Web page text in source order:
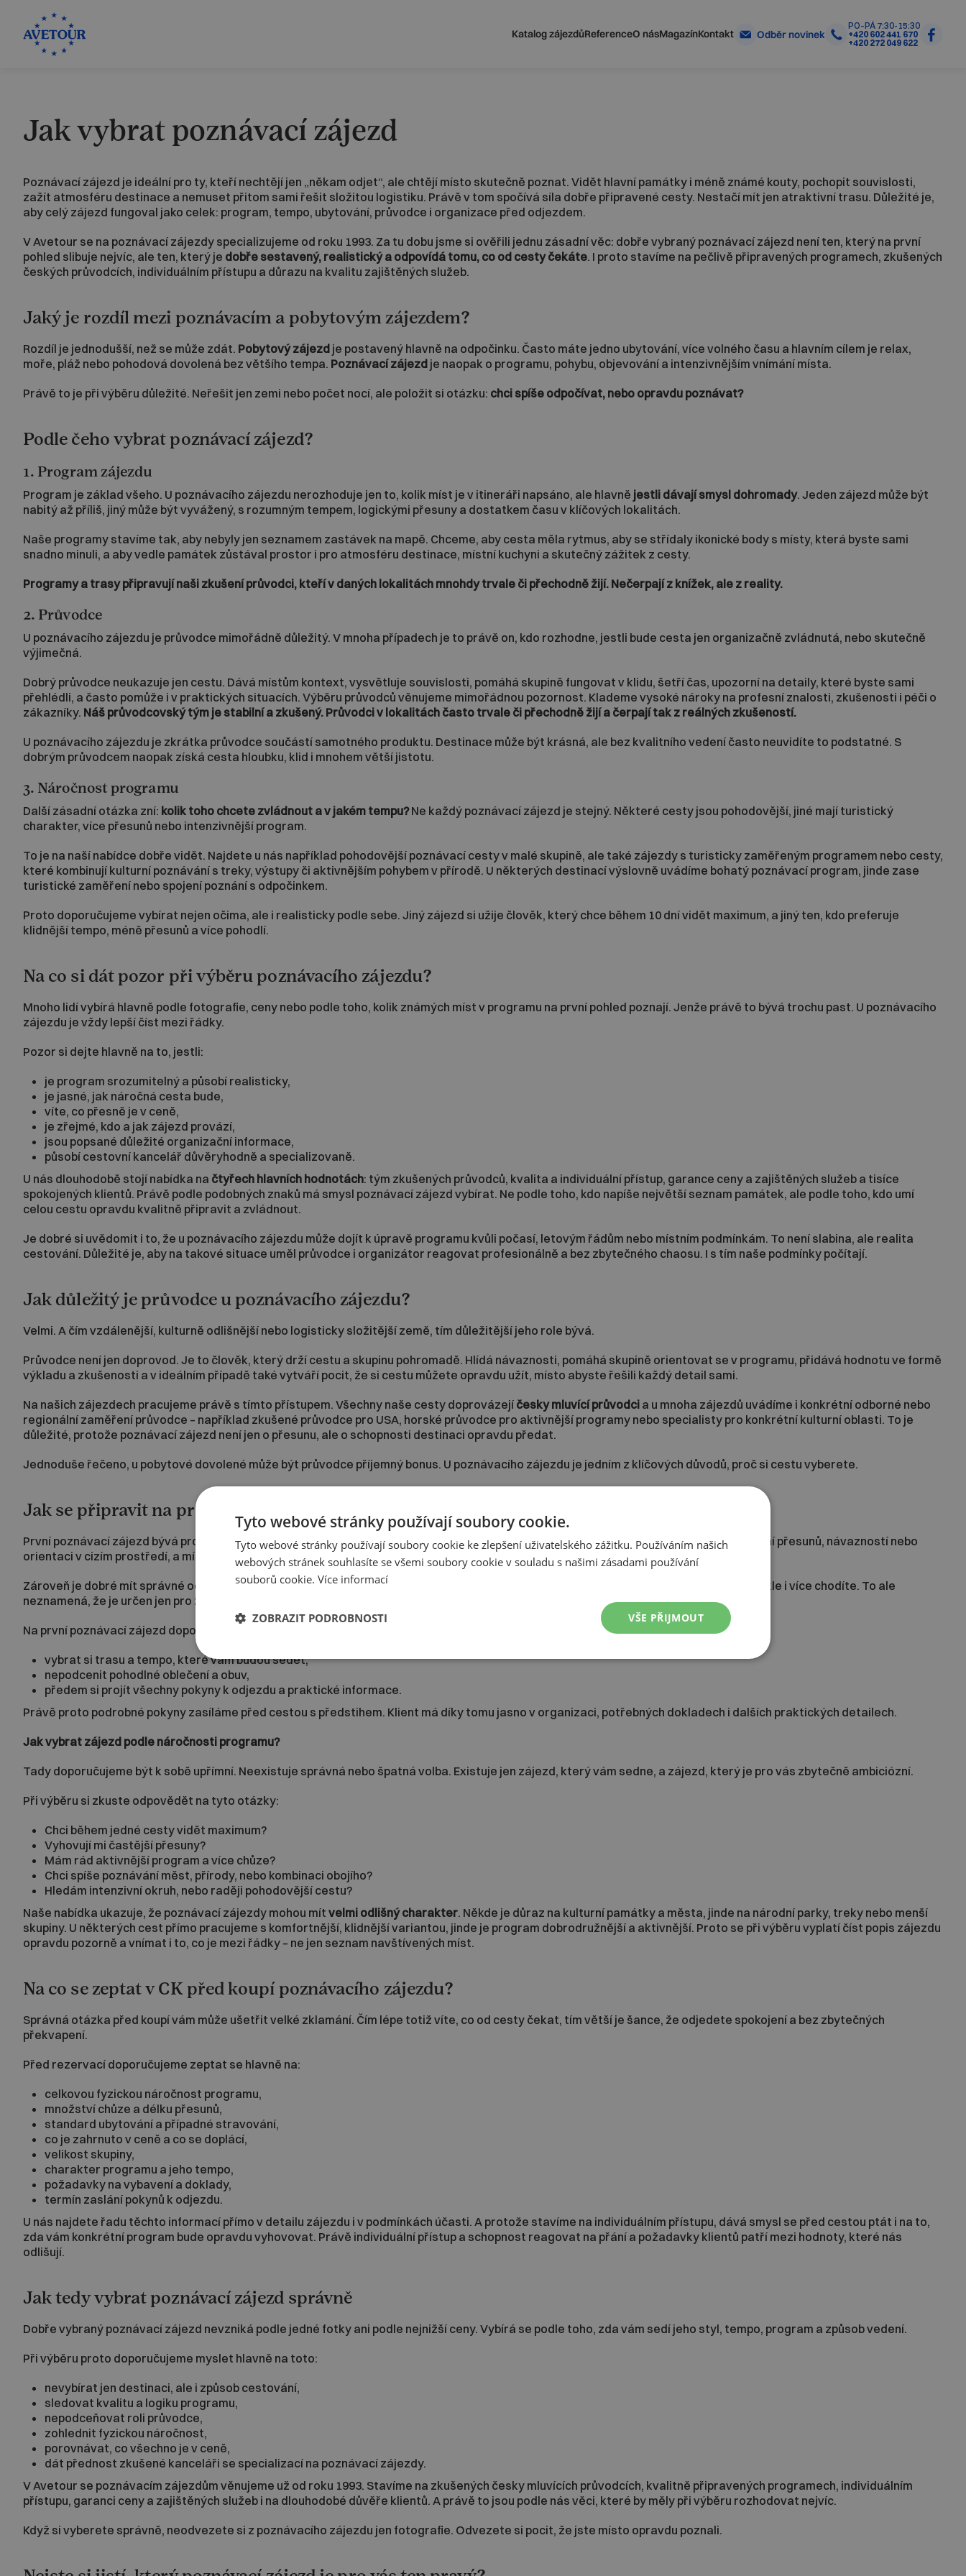
Katalog zájezdůReferenceO násMagazínKontakt Odběr novinek
PO–PÁ 7:30-15:30
+420 602 441 670
+420 272 049 622
Jak vybrat poznávací zájezd
Poznávací zájezd je ideální pro ty, kteří nechtějí jen „někam odjet“, ale chtějí místo skutečně poznat. Vidět hlavní památky i méně známé kouty, pochopit souvislosti,
zažít atmosféru destinace a nemuset přitom sami řešit složitou logistiku. Právě v tom spočívá síla dobře připravené cesty. Nestačí mít jen atraktivní trasu. Důležité je,
aby celý zájezd fungoval jako celek: program, tempo, ubytování, průvodce i organizace před odjezdem.
V Avetour se na poznávací zájezdy specializujeme od roku 1993. Za tu dobu jsme si ověřili jednu zásadní věc: dobře vybraný poznávací zájezd není ten, který na první
pohled slibuje nejvíc, ale ten, který je dobře sestavený, realistický a odpovídá tomu, co od cesty čekáte. I proto stavíme na pečlivě připravených programech, zkušených
českých průvodcích, individuálním přístupu a důrazu na kvalitu zajištěných služeb.
Jaký je rozdíl mezi poznávacím a pobytovým zájezdem?
Rozdíl je jednodušší, než se může zdát. Pobytový zájezd je postavený hlavně na odpočinku. Často máte jedno ubytování, více volného času a hlavním cílem je relax,
moře, pláž nebo pohodová dovolená bez většího tempa. Poznávací zájezd je naopak o programu, pohybu, objevování a intenzivnějším vnímání místa.
Právě to je při výběru důležité. Neřešit jen zemi nebo počet nocí, ale položit si otázku: chci spíše odpočívat, nebo opravdu poznávat?
Podle čeho vybrat poznávací zájezd?
1. Program zájezdu
Program je základ všeho. U poznávacího zájezdu nerozhoduje jen to, kolik míst je v itineráři napsáno, ale hlavně jestli dávají smysl dohromady. Jeden zájezd může být
nabitý až příliš, jiný může být vyvážený, s rozumným tempem, logickými přesuny a dostatkem času v klíčových lokalitách.
Naše programy stavíme tak, aby nebyly jen seznamem zastávek na mapě. Chceme, aby cesta měla rytmus, aby se střídaly ikonické body s místy, která byste sami
snadno minuli, a aby vedle památek zůstával prostor i pro atmosféru destinace, místní kuchyni a skutečný zážitek z cesty.
Programy a trasy připravují naši zkušení průvodci, kteří v daných lokalitách mnohdy trvale či přechodně žijí. Nečerpají z knížek, ale z reality.
2. Průvodce
U poznávacího zájezdu je průvodce mimořádně důležitý. V mnoha případech je to právě on, kdo rozhodne, jestli bude cesta jen organizačně zvládnutá, nebo skutečně
výjimečná.
Dobrý průvodce neukazuje jen cestu. Dává místům kontext, vysvětluje souvislosti, pomáhá skupině fungovat v klidu, šetří čas, upozorní na detaily, které byste sami
přehlédli, a často pomůže i v praktických situacích. Výběru průvodců věnujeme mimořádnou pozornost. Klademe vysoké nároky na profesní znalosti, zkušenosti i péči o
zákazníky. Náš průvodcovský tým je stabilní a zkušený. Průvodci v lokalitách často trvale či přechodně žijí a čerpají tak z reálných zkušeností.
U poznávacího zájezdu je zkrátka průvodce součástí samotného produktu. Destinace může být krásná, ale bez kvalitního vedení často neuvidíte to podstatné. S
dobrým průvodcem naopak získá cesta hloubku, klid i mnohem větší jistotu.
3. Náročnost programu
Další zásadní otázka zní: kolik toho chcete zvládnout a v jakém tempu?Ne každý poznávací zájezd je stejný. Některé cesty jsou pohodovější, jiné mají turistický
charakter, více přesunů nebo intenzivnější program.
To je na naší nabídce dobře vidět. Najdete u nás například pohodovější poznávací cesty v malé skupině, ale také zájezdy s turisticky zaměřeným programem nebo cesty,
které kombinují kulturní poznávání s treky, výstupy či aktivnějším pohybem v přírodě. U některých destinací výslovně uvádíme bohatý poznávací program, jinde zase
turistické zaměření nebo spojení poznání s odpočinkem.
Proto doporučujeme vybírat nejen očima, ale i realisticky podle sebe. Jiný zájezd si užije člověk, který chce během 10 dní vidět maximum, a jiný ten, kdo preferuje
klidnější tempo, méně přesunů a více pohodlí.
Na co si dát pozor při výběru poznávacího zájezdu?
Mnoho lidí vybírá hlavně podle fotografie, ceny nebo podle toho, kolik známých míst v programu na první pohled poznají. Jenže právě to bývá trochu past. U poznávacího
zájezdu je vždy lepší číst mezi řádky.
Pozor si dejte hlavně na to, jestli:
je program srozumitelný a působí realisticky,
je jasné, jak náročná cesta bude,
víte, co přesně je v ceně,
je zřejmé, kdo a jak zájezd provází,
jsou popsané důležité organizační informace,
působí cestovní kancelář důvěryhodně a specializovaně.
U nás dlouhodobě stojí nabídka na čtyřech hlavních hodnotách: tým zkušených průvodců, kvalita a individuální přístup, garance ceny a zajištěných služeb a tisíce
spokojených klientů. Právě podle podobných znaků má smysl poznávací zájezd vybírat. Ne podle toho, kdo napíše největší seznam památek, ale podle toho, kdo umí
celou cestu opravdu kvalitně připravit a zvládnout.
Je dobré si uvědomit i to, že u poznávacího zájezdu může dojít k úpravě programu kvůli počasí, letovým řádům nebo místním podmínkám. To není slabina, ale realita
cestování. Důležité je, aby na takové situace uměl průvodce i organizátor reagovat profesionálně a bez zbytečného chaosu. I s tím naše podmínky počítají.
Jak důležitý je průvodce u poznávacího zájezdu?
Velmi. A čím vzdálenější, kulturně odlišnější nebo logisticky složitější země, tím důležitější jeho role bývá.
Průvodce není jen doprovod. Je to člověk, který drží cestu a skupinu pohromadě. Hlídá návaznosti, pomáhá skupině orientovat se v programu, přidává hodnotu ve formě
výkladu a zkušenosti a v ideálním případě také vytváří pocit, že si cestu můžete opravdu užít, místo abyste řešili každý detail sami.
Na našich zájezdech pracujeme právě s tímto přístupem. Všechny naše cesty doprovázejí česky mluvící průvodci a u mnoha zájezdů uvádíme i konkrétní odborné nebo
regionální zaměření průvodce – například zkušené průvodce pro USA, horské průvodce pro aktivnější programy nebo specialisty pro konkrétní kulturní oblasti. To je
důležité, protože poznávací zájezd není jen o přesunu, ale o schopnosti destinaci opravdu předat.
Jednoduše řečeno, u pobytové dovolené může být průvodce příjemný bonus. U poznávacího zájezdu je jedním z klíčových důvodů, proč si cestu vyberete.
Jak se připravit na první poznávací zájezd?
První poznávací zájezd bývá pro mnoho cestovatelů příjemným překvapením. Často zjistí, že se nemusí starat o složitou logistiku, hledání přesunů, návazností nebo
orientaci v cizím prostředí, a místo toho se mohou soustředit na samotný zážitek.
Zároveň je dobré mít správné očekávání.Poznávací zájezd je aktivnější typ dovolené
. Vstřebáte víc míst, víc dojmů, víc informací a obvykle i více chodíte. To ale
neznamená, že je určen jen pro zkušené cestovatele. Důležité je vybrat si vhodný program.
Na první poznávací zájezd doporučujeme hlavně tři věci:
vybrat si trasu a tempo, které vám budou sedět,
nepodcenit pohodlné oblečení a obuv,
předem si projít všechny pokyny k odjezdu a praktické informace.
Právě proto podrobné pokyny zasíláme před cestou s předstihem. Klient má díky tomu jasno v organizaci, potřebných dokladech i dalších praktických detailech.
Jak vybrat zájezd podle náročnosti programu?
Tady doporučujeme být k sobě upřímní. Neexistuje správná nebo špatná volba. Existuje jen zájezd, který vám sedne, a zájezd, který je pro vás zbytečně ambiciózní.
Při výběru si zkuste odpovědět na tyto otázky:
Chci během jedné cesty vidět maximum?
Vyhovují mi častější přesuny?
Mám rád aktivnější program a více chůze?
Chci spíše poznávání měst, přírody, nebo kombinaci obojího?
Hledám intenzivní okruh, nebo raději pohodovější cestu?
Naše nabídka ukazuje, že poznávací zájezdy mohou mít velmi odlišný charakter. Někde je důraz na kulturní památky a města, jinde na národní parky, treky nebo menší
skupiny. U některých cest přímo pracujeme s komfortnější, klidnější variantou, jinde je program dobrodružnější a aktivnější. Proto se při výběru vyplatí číst popis zájezdu
opravdu pozorně a vnímat i to, co je mezi řádky – ne jen seznam navštívených míst.
Na co se zeptat v CK před koupí poznávacího zájezdu?
Správná otázka před koupí vám může ušetřit velké zklamání. Čím lépe totiž víte, co od cesty čekat, tím větší je šance, že odjedete spokojení a bez zbytečných
překvapení.
Před rezervací doporučujeme zeptat se hlavně na:
celkovou fyzickou náročnost programu,
množství chůze a délku přesunů,
standard ubytování a případné stravování,
co je zahrnuto v ceně a co se doplácí,
velikost skupiny,
charakter programu a jeho tempo,
požadavky na vybavení a doklady,
termín zaslání pokynů k odjezdu.
U nás najdete řadu těchto informací přímo v detailu zájezdu i v podmínkách účasti. A protože stavíme na individuálním přístupu, dává smysl se před cestou ptát i na to,
zda vám konkrétní program bude opravdu vyhovovat. Právě individuální přístup a schopnost reagovat na přání a požadavky klientů patří mezi hodnoty, které nás
odlišují.
Jak tedy vybrat poznávací zájezd správně
Dobře vybraný poznávací zájezd nevzniká podle jedné fotky ani podle nejnižší ceny. Vybírá se podle toho, zda vám sedí jeho styl, tempo, program a způsob vedení.
Při výběru proto doporučujeme myslet hlavně na toto:
nevybírat jen destinaci, ale i způsob cestování,
sledovat kvalitu a logiku programu,
nepodceňovat roli průvodce,
zohlednit fyzickou náročnost,
porovnávat, co všechno je v ceně,
dát přednost zkušené kanceláři se specializací na poznávací zájezdy.
V Avetour se poznávacím zájezdům věnujeme už od roku 1993. Stavíme na zkušených česky mluvících průvodcích, kvalitně připravených programech, individuálním
přístupu, garanci ceny a zajištěných služeb i na dlouhodobé důvěře klientů. A právě to jsou podle nás věci, které by měly při výběru rozhodovat nejvíc.
Když si vyberete správně, neodvezete si z poznávacího zájezdu jen fotografie. Odvezete si pocit, že jste místo opravdu poznali.
Tyto webové stránky používají soubory cookie.
Tyto webové stránky používají soubory cookie ke zlepšení uživatelského zážitku. Používáním našich
webových stránek souhlasíte se všemi soubory cookie v souladu s našimi zásadami používání
souborů cookie. Více informací
VŠE PŘIJMOUT
ZOBRAZIT PODROBNOSTI